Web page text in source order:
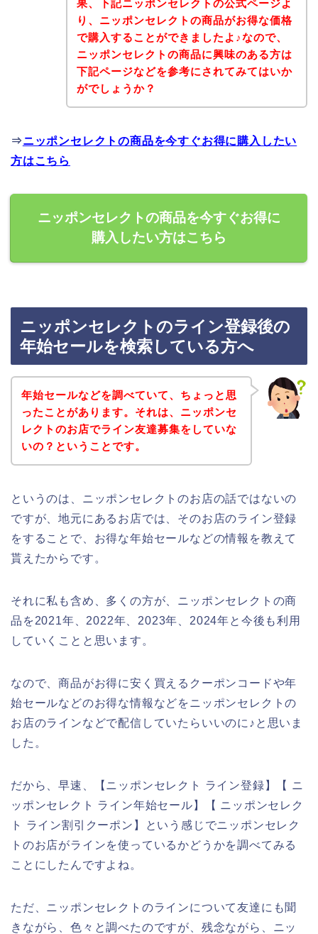
果、下記ニッポンセレクトの公式ページよ
り、ニッポンセレクトの商品がお得な価格
で購入することができましたよ♪なので、
ニッポンセレクトの商品に興味のある方は
下記ページなどを参考にされてみてはいか
がでしょうか？
⇒ニッポンセレクトの商品を今すぐお得に購入したい
方はこちら
ニッポンセレクトの商品を今すぐお得に
購入したい方はこちら
ニッポンセレクトのライン登録後の
年始セールを検索している方へ
年始セールなどを調べていて、ちょっと思
ったことがあります。それは、ニッポンセ
レクトのお店でライン友達募集をしていな
いの？ということです。
というのは、ニッポンセレクトのお店の話ではないの
ですが、地元にあるお店では、そのお店のライン登録
をすることで、お得な年始セールなどの情報を教えて
貰えたからです。
それに私も含め、多くの方が、ニッポンセレクトの商
品を2021年、2022年、2023年、2024年と今後も利用
していくことと思います。
なので、商品がお得に安く買えるクーポンコードや年
始セールなどのお得な情報などをニッポンセレクトの
お店のラインなどで配信していたらいいのに♪と思いま
した。
だから、早速、【ニッポンセレクト ライン登録】【 ニ
ッポンセレクト ライン年始セール】【 ニッポンセレク
ト ライン割引クーポン】という感じでニッポンセレク
トのお店がラインを使っているかどうかを調べてみる
ことにしたんですよね。
ただ、ニッポンセレクトのラインについて友達にも聞
きながら、色々と調べたのですが、残念ながら、ニッ